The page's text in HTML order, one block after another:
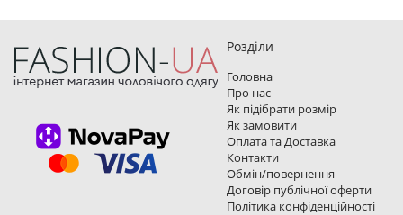
Розділи
Головна
Про нас
Як підібрати розмір
Як замовити
Оплата та Доставка
Контакти
Обмін/повернення
Договір публічної оферти
Політика конфіденційності